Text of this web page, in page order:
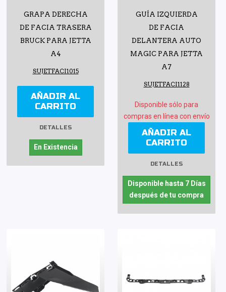
GRAPA DERECHA
DE FACIA TRASERA
BRUCK PARA JETTA
A4
SUJETFACI1015
AÑADIR AL
CARRITO
DETALLES
En Existencia
GUÍA IZQUIERDA
DE FACIA
DELANTERA AUTO
MAGIC PARA JETTA
A7
SUJETFACI1128
Disponible sólo para
compras en línea con envío
AÑADIR AL
CARRITO
DETALLES
Disponible hasta 7 Días
después de tu compra